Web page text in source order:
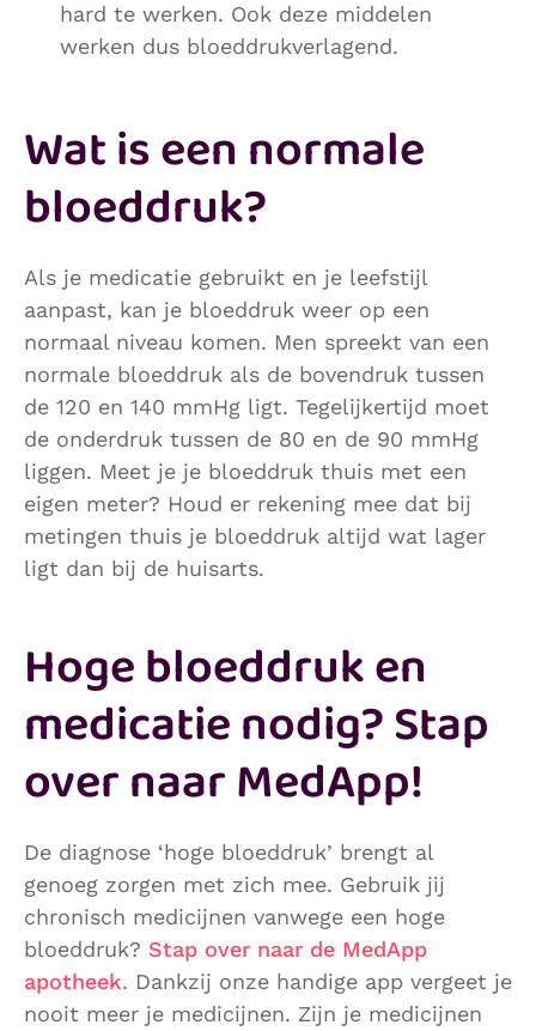
hard te werken. Ook deze middelen
werken dus bloeddrukverlagend.
Wat is een normale
bloeddruk?
Als je medicatie gebruikt en je leefstijl
aanpast, kan je bloeddruk weer op een
normaal niveau komen. Men spreekt van een
normale bloeddruk als de bovendruk tussen
de 120 en 140 mmHg ligt. Tegelijkertijd moet
de onderdruk tussen de 80 en de 90 mmHg
liggen. Meet je je bloeddruk thuis met een
eigen meter? Houd er rekening mee dat bij
metingen thuis je bloeddruk altijd wat lager
ligt dan bij de huisarts.
Hoge bloeddruk en
medicatie nodig? Stap
over naar MedApp!
De diagnose ‘hoge bloeddruk’ brengt al
genoeg zorgen met zich mee. Gebruik jij
chronisch medicijnen vanwege een hoge
bloeddruk? Stap over naar de MedApp
apotheek. Dankzij onze handige app vergeet je
nooit meer je medicijnen. Zijn je medicijnen